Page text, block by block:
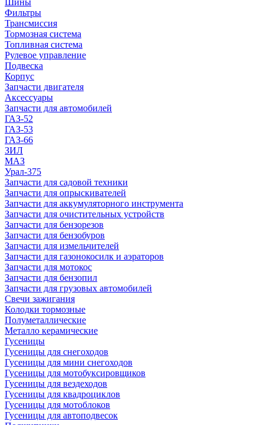
Шины
Фильтры
Трансмиссия
Тормозная система
Топливная система
Рулевое управление
Подвеска
Корпус
Запчасти двигателя
Аксессуары
Запчасти для автомобилей
ГАЗ-52
ГАЗ-53
ГАЗ-66
ЗИЛ
МАЗ
Урал-375
Запчасти для садовой техники
Запчасти для опрыскивателей
Запчасти для аккумуляторного инструмента
Запчасти для очистительных устройств
Запчасти для бензорезов
Запчасти для бензобуров
Запчасти для измельчителей
Запчасти для газонокосилк и аэраторов
Запчасти для мотокос
Запчасти для бензопил
Запчасти для грузовых автомобилей
Свечи зажигания
Колодки тормозные
Полуметаллические
Металло керамические
Гусеницы
Гусеницы для снегоходов
Гусеницы для мини снегоходов
Гусеницы для мотобуксировщиков
Гусеницы для вездеходов
Гусеницы для квадроциклов
Гусеницы для мотоблоков
Гусеницы для автоподвесок